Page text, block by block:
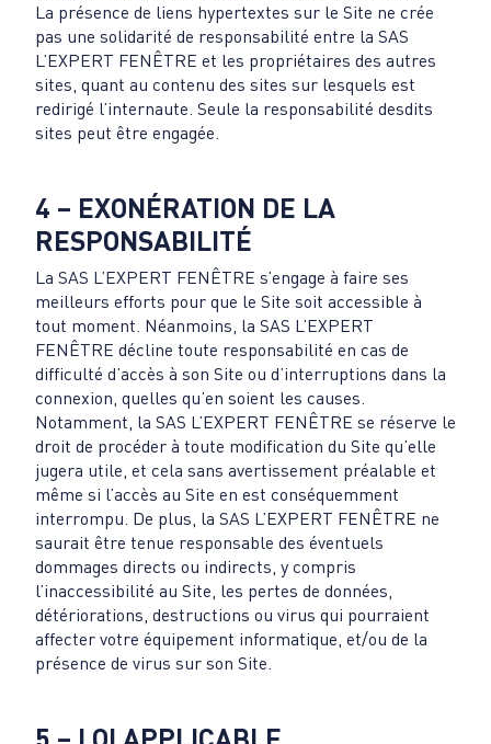
La présence de liens hypertextes sur le Site ne crée
pas une solidarité de responsabilité entre la SAS
L’EXPERT FENÊTRE et les propriétaires des autres
sites, quant au contenu des sites sur lesquels est
redirigé l’internaute. Seule la responsabilité desdits
sites peut être engagée.
4 – EXONÉRATION DE LA
RESPONSABILITÉ
La SAS L’EXPERT FENÊTRE s’engage à faire ses
meilleurs efforts pour que le Site soit accessible à
tout moment. Néanmoins, la SAS L’EXPERT
FENÊTRE décline toute responsabilité en cas de
difficulté d’accès à son Site ou d’interruptions dans la
connexion, quelles qu’en soient les causes.
Notamment, la SAS L’EXPERT FENÊTRE se réserve le
droit de procéder à toute modification du Site qu’elle
jugera utile, et cela sans avertissement préalable et
même si l’accès au Site en est conséquemment
interrompu. De plus, la SAS L’EXPERT FENÊTRE ne
saurait être tenue responsable des éventuels
dommages directs ou indirects, y compris
l’inaccessibilité au Site, les pertes de données,
détériorations, destructions ou virus qui pourraient
affecter votre équipement informatique, et/ou de la
présence de virus sur son Site.
5 – LOI APPLICABLE